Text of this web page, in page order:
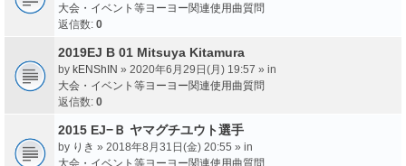
大会・イベント等ヨーヨー関連使用曲質問
返信数: 0
2019EJ B 01 Mitsuya Kitamura
by kENShIN » 2020年6月29日(月) 19:57 » in
大会・イベント等ヨーヨー関連使用曲質問
返信数: 0
2015 EJ−Ｂ ヤマグチユウト選手
by りき » 2018年8月31日(金) 20:55 » in
大会・イベント等ヨーヨー関連使用曲質問